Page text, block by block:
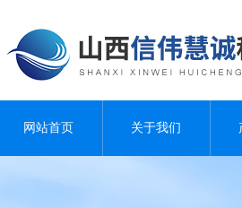
网站首页 关于我们